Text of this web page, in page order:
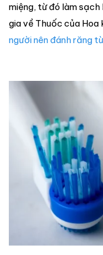
miệng, từ đó làm sạch
gia về Thuốc của Hoa
người nên đánh răng